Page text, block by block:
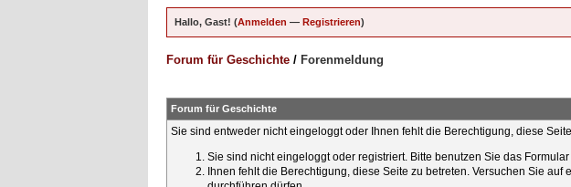
Hallo, Gast! (Anmelden — Registrieren)
Forum für Geschichte / Forenmeldung
Forum für Geschichte
Sie sind entweder nicht eingeloggt oder Ihnen fehlt die Berechtigung, diese
Sie sind nicht eingeloggt oder registriert. Bitte benutzen Sie das
Ihnen fehlt die Berechtigung, diese Seite zu betreten. Versuchen Sie